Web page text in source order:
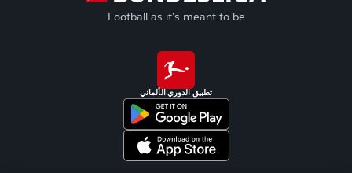
Football as it's meant to be
تطبيق الدوري الألماني